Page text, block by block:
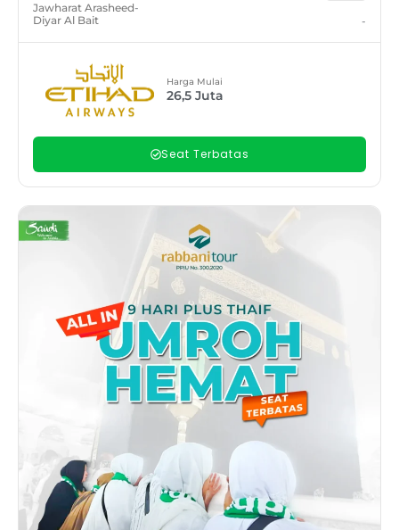
Jawharat Arasheed-
Diyar Al Bait
-
Harga Mulai
26,5 Juta
Seat Terbatas